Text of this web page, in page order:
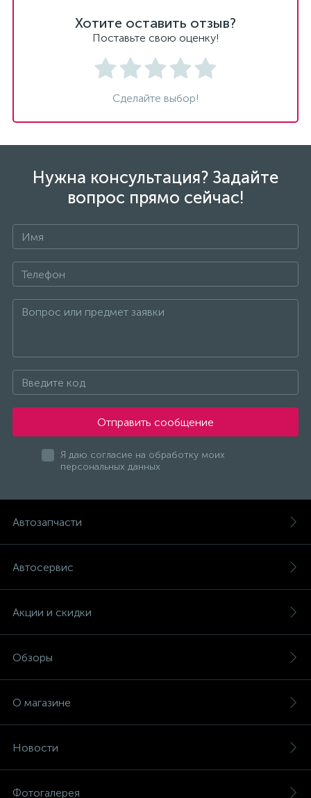
Хотите оставить отзыв?
Поставьте свою оценку!
Сделайте выбор!
Нужна консультация? Задайте
вопрос прямо сейчас!
Отправить сообщение
Я даю согласие на обработку моих
персональных данных
Автозапчасти
Автосервис
Акции и скидки
Обзоры
О магазине
Новости
Фотогалерея